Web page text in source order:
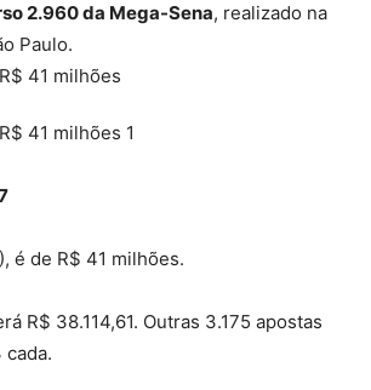
2.960 da Mega-Sena, realizado na
Paulo.
é de R$ 41 milhões.
R$ 38.114,61. Outras 3.175 apostas